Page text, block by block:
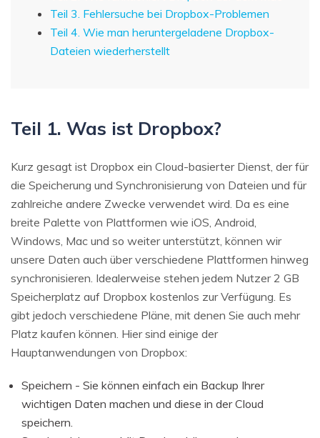
Teil 3. Fehlersuche bei Dropbox-Problemen
Teil 4. Wie man heruntergeladene Dropbox-
Dateien wiederherstellt
Teil 1. Was ist Dropbox?
Kurz gesagt ist Dropbox ein Cloud-basierter Dienst, der für
die Speicherung und Synchronisierung von Dateien und für
zahlreiche andere Zwecke verwendet wird. Da es eine
breite Palette von Plattformen wie iOS, Android,
Windows, Mac und so weiter unterstützt, können wir
unsere Daten auch über verschiedene Plattformen hinweg
synchronisieren. Idealerweise stehen jedem Nutzer 2 GB
Speicherplatz auf Dropbox kostenlos zur Verfügung. Es
gibt jedoch verschiedene Pläne, mit denen Sie auch mehr
Platz kaufen können. Hier sind einige der
Hauptanwendungen von Dropbox:
Speichern - Sie können einfach ein Backup Ihrer
wichtigen Daten machen und diese in der Cloud
speichern.